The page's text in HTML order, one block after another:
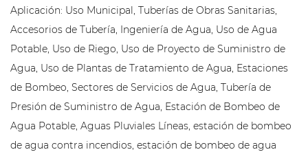
Aplicación: Uso Municipal, Tuberías de Obras Sanitarias,
Accesorios de Tubería, Ingeniería de Agua, Uso de Agua
Potable, Uso de Riego, Uso de Proyecto de Suministro de
Agua, Uso de Plantas de Tratamiento de Agua, Estaciones
de Bombeo, Sectores de Servicios de Agua, Tubería de
Presión de Suministro de Agua, Estación de Bombeo de
Agua Potable, Aguas Pluviales Líneas, estación de bombeo
de agua contra incendios, estación de bombeo de agua